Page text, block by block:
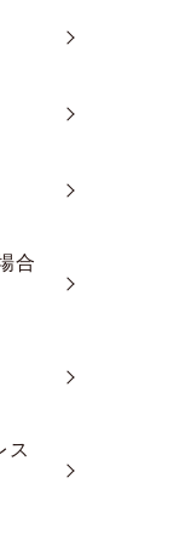
合
ス